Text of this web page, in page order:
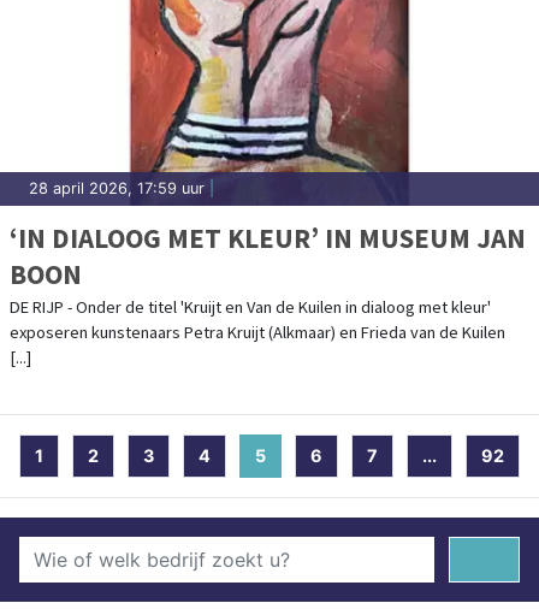
28 april 2026, 17:59 uur
‘IN DIALOOG MET KLEUR’ IN MUSEUM JAN
BOON
DE RIJP - Onder de titel 'Kruijt en Van de Kuilen in dialoog met kleur'
exposeren kunstenaars Petra Kruijt (Alkmaar) en Frieda van de Kuilen
[...]
1 2 3 4 5 (current)
6 7 ... 92